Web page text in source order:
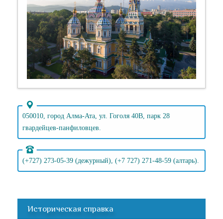
050010, город Алма-Ата, ул. Гоголя 40В, парк 28
гвардейцев-панфиловцев.
(+727) 273-05-39 (дежурный), (+7 727) 271-48-59 (алтарь).
Историческая справка